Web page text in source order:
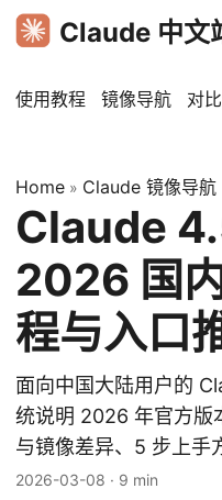
Claude 中文
使用教程 镜像导航 对
Home » Claude 镜像导航
Claude
2026 国
程与入口
面向中国大陆用户的
统说明 2026 年官方版
与镜像差异、5 步上手
2026-03-08 · 9 min